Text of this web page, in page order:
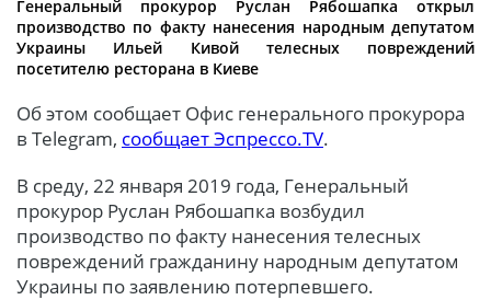
Генеральный прокурор Руслан Рябошапка открыл
производство по факту нанесения народным депутатом
Украины Ильей Кивой телесных повреждений
посетителю ресторана в Киеве
Об этом сообщает Офис генерального прокурора
в Telegram, сообщает Эспрессо.TV.
В среду, 22 января 2019 года, Генеральный
прокурор Руслан Рябошапка возбудил
производство по факту нанесения телесных
повреждений гражданину народным депутатом
Украины по заявлению потерпевшего.